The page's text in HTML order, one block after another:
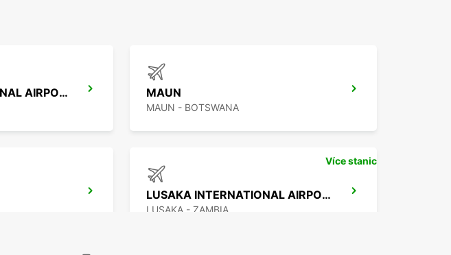
KASANE INTERNATIONAL AIRPORT MAUN
MAUN - BOTSWANA
LUSAKA INTERNATIONAL AIRPORT
LUSAKA - ZAMBIA
Více stanic